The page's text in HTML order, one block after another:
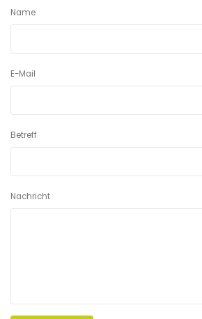
Name
E-Mail
Betreff
Nachricht